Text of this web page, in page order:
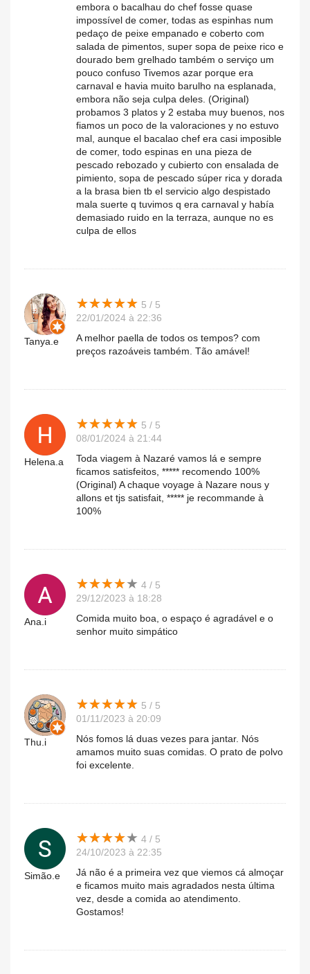
embora o bacalhau do chef fosse quase
impossível de comer, todas as espinhas num
pedaço de peixe empanado e coberto com
salada de pimentos, super sopa de peixe rico e
dourado bem grelhado também o serviço um
pouco confuso Tivemos azar porque era
carnaval e havia muito barulho na esplanada,
embora não seja culpa deles. (Original)
probamos 3 platos y 2 estaba muy buenos, nos
fiamos un poco de la valoraciones y no estuvo
mal, aunque el bacalao chef era casi imposible
de comer, todo espinas en una pieza de
pescado rebozado y cubierto con ensalada de
pimiento, sopa de pescado súper rica y dorada
a la brasa bien tb el servicio algo despistado
mala suerte q tuvimos q era carnaval y había
demasiado ruido en la terraza, aunque no es
culpa de ellos
Tanya.e
★★★★★
★★★★★ 5 / 5
22/01/2024 à 22:36
A melhor paella de todos os tempos? com
preços razoáveis ​​​​também. Tão amável!
Helena.a
★★★★★
★★★★★ 5 / 5
08/01/2024 à 21:44
Toda viagem à Nazaré vamos lá e sempre
ficamos satisfeitos, ***** recomendo 100%
(Original) A chaque voyage à Nazare nous y
allons et tjs satisfait, ***** je recommande à
100%
Ana.i
★★★★★
★★★★★ 4 / 5
29/12/2023 à 18:28
Comida muito boa, o espaço é agradável e o
senhor muito simpático
Thu.i
★★★★★
★★★★★ 5 / 5
01/11/2023 à 20:09
Nós fomos lá duas vezes para jantar. Nós
amamos muito suas comidas. O prato de polvo
foi excelente.
Simão.e
★★★★★
★★★★★ 4 / 5
24/10/2023 à 22:35
Já não é a primeira vez que viemos cá almoçar
e ficamos muito mais agradados nesta última
vez, desde a comida ao atendimento.
Gostamos!